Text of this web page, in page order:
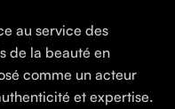
au service des
de la beauté en
comme un acteur
et expertise.